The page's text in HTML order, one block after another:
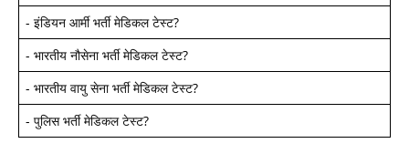
- इंडियन आर्मी भर्ती मेडिकल टेस्ट?
- भारतीय नौसेना भर्ती मेडिकल टेस्ट?
- भारतीय वायु सेना भर्ती मेडिकल टेस्ट?
- पुलिस भर्ती मेडिकल टेस्ट?